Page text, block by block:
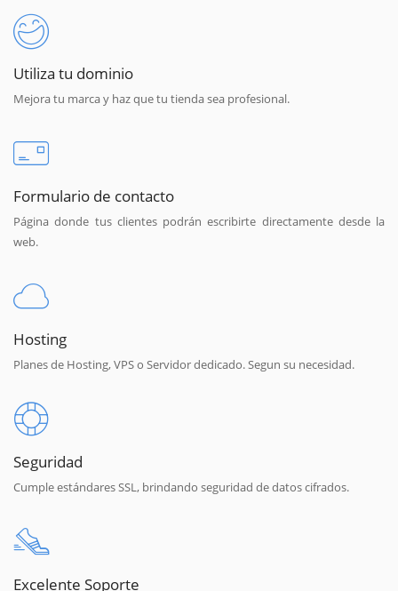
Utiliza tu dominio
Mejora tu marca y haz que tu tienda sea profesional.
Formulario de contacto
Página donde tus clientes podrán escribirte directamente desde la
web.
Hosting
Planes de Hosting, VPS o Servidor dedicado. Segun su necesidad.
Seguridad
Cumple estándares SSL, brindando seguridad de datos cifrados.
Excelente Soporte